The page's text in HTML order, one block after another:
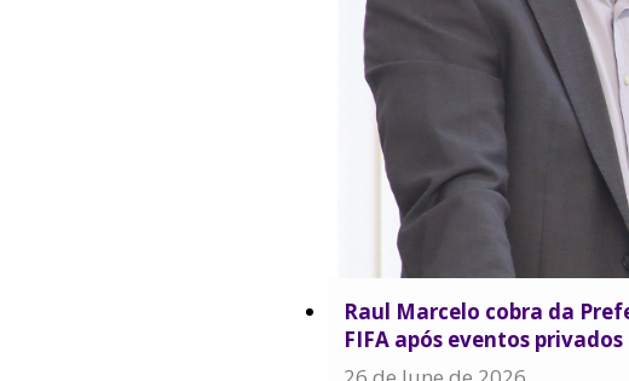
Raul Marcelo cobra da
FIFA após eventos